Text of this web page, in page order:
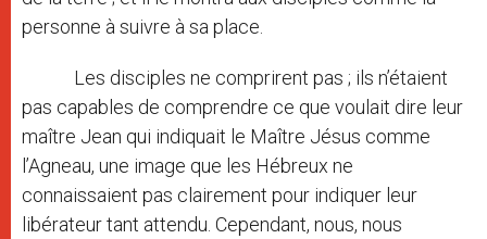
personne à suivre à sa place.
Les disciples ne comprirent pas ; ils n’étaient
pas capables de comprendre ce que voulait dire leur
maître Jean qui indiquait le Maître Jésus comme
l’Agneau, une image que les Hébreux ne
connaissaient pas clairement pour indiquer leur
libérateur tant attendu. Cependant, nous, nous